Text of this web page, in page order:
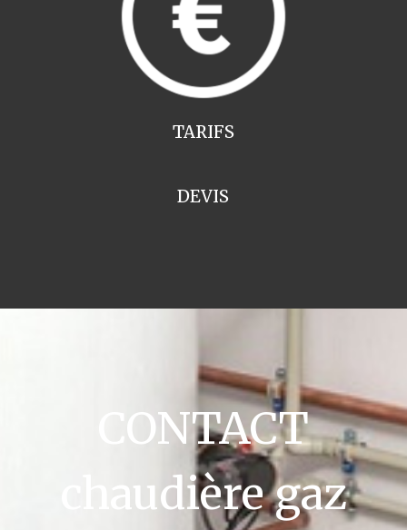
TARIFS
DEVIS
CONTACT
chaudière gaz